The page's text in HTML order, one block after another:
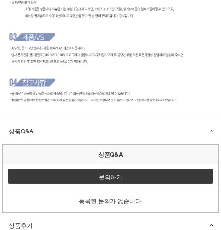
상품Q&A
상품Q&A
문의하기
등록된 문의가 없습니다.
상품후기